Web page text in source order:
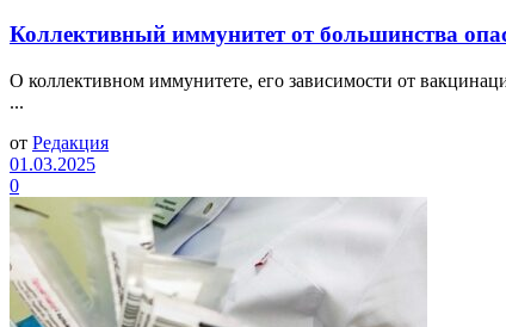
Коллективный иммунитет от большинства
О коллективном иммунитете, его зависимости от
...
от Редакция
01.03.2025
0